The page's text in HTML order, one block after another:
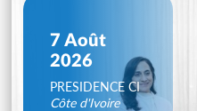
7 Août
2026
PRESIDENCE CI
Côte d'Ivoire